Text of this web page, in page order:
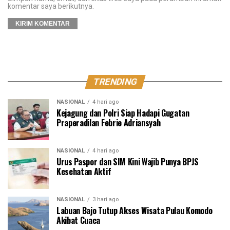
komentar saya berikutnya.
TRENDING
NASIONAL 4 hari ago
Kejagung dan Polri Siap Hadapi Gugatan
Praperadilan Febrie Adriansyah
NASIONAL 4 hari ago
Urus Paspor dan SIM Kini Wajib Punya BPJS
Kesehatan Aktif
NASIONAL 3 hari ago
Labuan Bajo Tutup Akses Wisata Pulau Komodo
Akibat Cuaca